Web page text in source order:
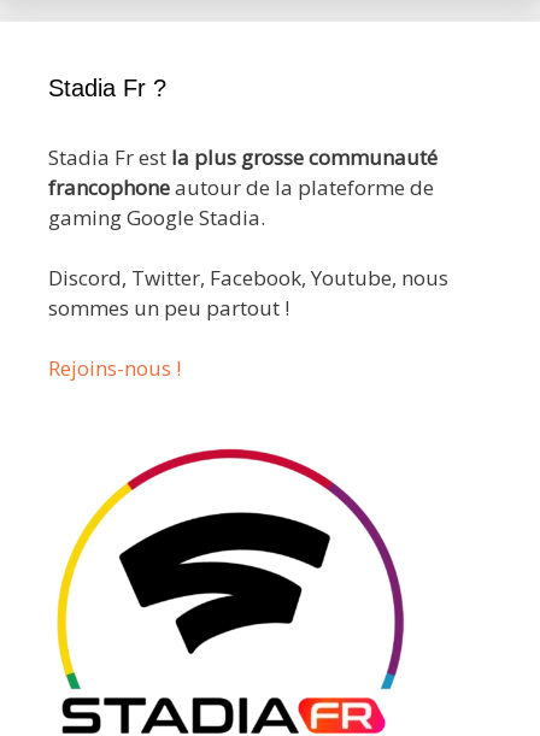
Stadia Fr ?
Stadia Fr est la plus grosse communauté
francophoneautour de la plateforme de
gaming Google Stadia.
Discord, Twitter, Facebook, Youtube, nous
sommes un peu partout !
Rejoins-nous !